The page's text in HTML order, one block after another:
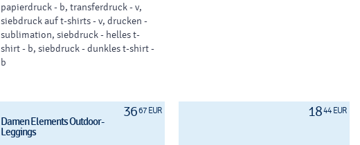
papierdruck - b, transferdruck - v,
siebdruck auf t-shirts - v, drucken -
sublimation, siebdruck - helles t-
shirt - b, siebdruck - dunkles t-shirt -
b
3667 EUR
Damen Elements Outdoor-
Leggings
1844 EUR